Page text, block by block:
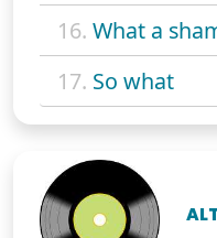
16. What a
17. So what